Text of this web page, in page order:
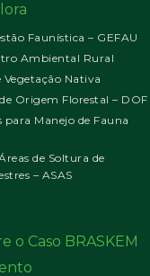
Faunística – GEFAU
Ambiental Rural
Vegetação Nativa
Origem Florestal – DOF
Manejo de Fauna
de Soltura de
– ASAS
o Caso BRASKEM